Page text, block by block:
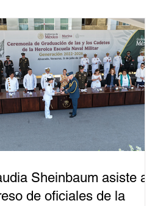
Sheinbaum asiste a
de oficiales de la